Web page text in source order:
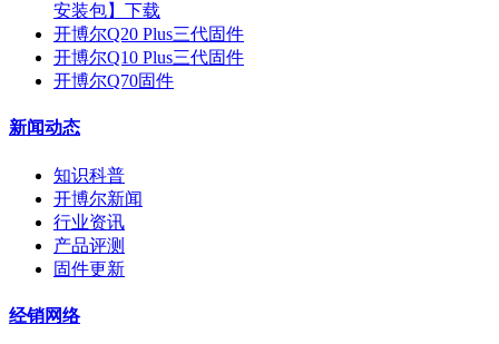
安装包】下载
开博尔Q20 Plus三代固件
开博尔Q10 Plus三代固件
开博尔Q70固件
新闻动态
知识科普
开博尔新闻
行业资讯
产品评测
固件更新
经销网络